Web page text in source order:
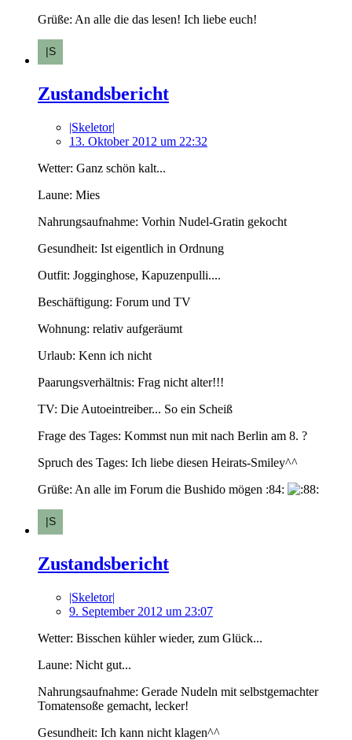
Grüße: An alle die das lesen! Ich liebe euch!
Zustandsbericht
|Skeletor|
13. Oktober 2012 um 22:32
Wetter: Ganz schön kalt...
Laune: Mies
Nahrungsaufnahme: Vorhin Nudel-Gratin gekocht
Gesundheit: Ist eigentlich in Ordnung
Outfit: Jogginghose, Kapuzenpulli....
Beschäftigung: Forum und TV
Wohnung: relativ aufgeräumt
Urlaub: Kenn ich nicht
Paarungsverhältnis: Frag nicht alter!!!
TV: Die Autoeintreiber... So ein Scheiß
Frage des Tages: Kommst nun mit nach Berlin am 8. ?
Spruch des Tages: Ich liebe diesen Heirats-Smiley^^
Grüße: An alle im Forum die Bushido mögen :84:
Zustandsbericht
|Skeletor|
9. September 2012 um 23:07
Wetter: Bisschen kühler wieder, zum Glück...
Laune: Nicht gut...
Nahrungsaufnahme: Gerade Nudeln mit selbstgemachter
Tomatensoße gemacht, lecker!
Gesundheit: Ich kann nicht klagen^^